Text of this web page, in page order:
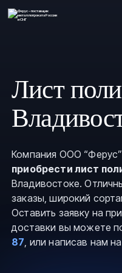
Лист
Компания ООО
приобрести лист
Владивостоке.
заказы, широкий
Оставить заявку на
доставки вы можете
87, или написав нам